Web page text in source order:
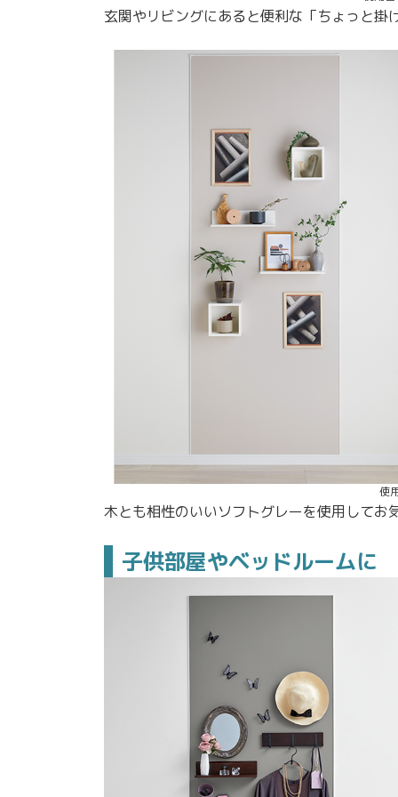
玄関やリビングにあると便利な「ちょっと掛
使
木とも相性のいいソフトグレーを使用してお
子供部屋やベッドルームに